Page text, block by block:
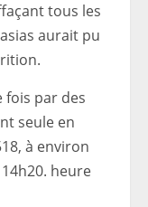
tous les
aurait pu
fois par des
seule en
à environ
heure